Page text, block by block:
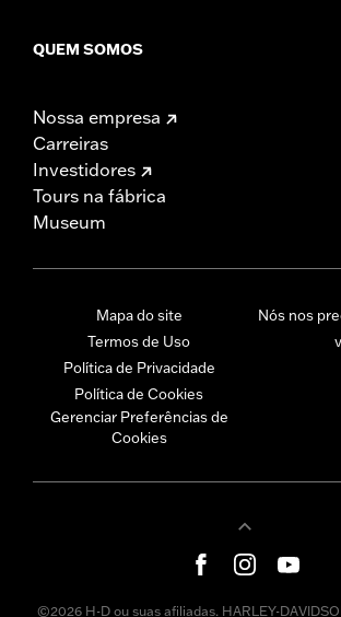
QUEM SOMOS
Nossa empresa
Carreiras
Investidores
Tours na fábrica
Museum
Mapa do site
Termos de Uso
Política de Privacidade
Política de Cookies
Gerenciar Preferências de
Cookies
Nós nos
©2026 H-D ou suas afiliadas. HARLEY-